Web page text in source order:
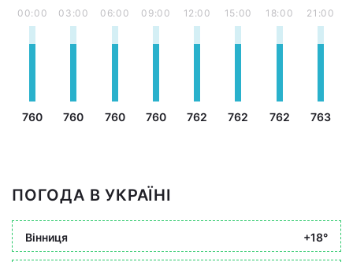
00:00
760
03:00
760
06:00
760
09:00
760
12:00
762
15:00
762
18:00
762
21:00
763
ПОГОДА В УКРАЇНІ
Вінниця +18°